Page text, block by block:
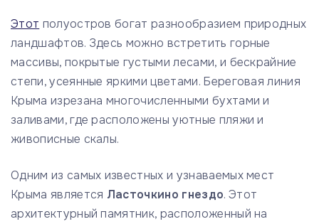
Этот полуостров богат разнообразием природных
ландшафтов. Здесь можно встретить горные
массивы, покрытые густыми лесами, и бескрайние
степи, усеянные яркими цветами. Береговая линия
Крыма изрезана многочисленными бухтами и
заливами, где расположены уютные пляжи и
живописные скалы.
Одним из самых известных и узнаваемых мест
Крыма является Ласточкино гнездо. Этот
архитектурный памятник, расположенный на